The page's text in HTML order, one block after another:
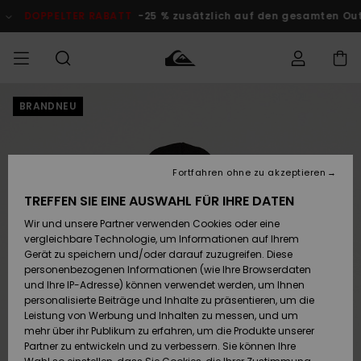
Produktinformation
DOPPELTER RABATT -25 % zusätzlich auf den gesamten
MÄNNER
Accessoires
Schuhe&
Flip-Flops
Surf
Snow
JUNGEN
Accessoires
Schuhe&
Flip-Flops
Surf
Snow
FRAUEN
Brandneu
Highlights
Snow
SURF
Kinder
Highlights
Community
SNOW
Kinder
Snow Shop
Damen
Highlights
DOPPELTER
RABATT
KINDER
Outlet
Frauen
Versand
Retouren
Bezahlung
Geschenkkarte
Quiksilver
BRANDNEU
TREFFEN SIE EINE AUSWAHL FÜR IHRE DATEN
Wir und unsere Partner verwenden Cookies oder eine
vergleichbare Technologie, um Informationen auf Ihrem
Gerät zu speichern und/oder darauf zuzugreifen. Diese
personenbezogenen Informationen (wie Ihre Browserdaten
und Ihre IP-Adresse) können verwendet werden, um Ihnen
personalisierte Beiträge und Inhalte zu präsentieren, um die
Leistung von Werbung und Inhalten zu messen, und um
mehr über ihr Publikum zu erfahren, um die Produkte unserer
Partner zu entwickeln und zu verbessern. Sie können Ihre
Fortfahren ohne zu akzeptieren